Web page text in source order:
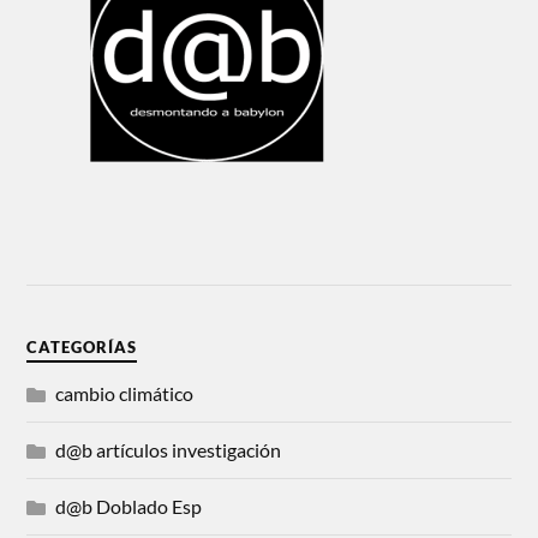
CATEGORÍAS
cambio climático
d@b artículos investigación
d@b Doblado Esp